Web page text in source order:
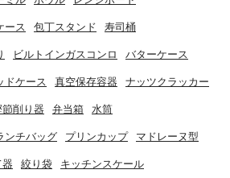
ース 包丁スタンド 寿司桶
ビルトインガスコンロ バターケース
ドケース 真空保存容器 ナッツクラッカー
節削り器 弁当箱 水筒
ンチバッグ プリンカップ マドレーヌ型
絞り袋 キッチンスケール